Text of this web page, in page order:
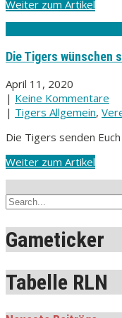
Weiter zum Artikel
Die Tigers wünschen
April 11, 2020
| Keine Kommentare
| Tigers Allgemein,
Die Tigers senden
Weiter zum Artikel
Gameticker
Tabelle RLN